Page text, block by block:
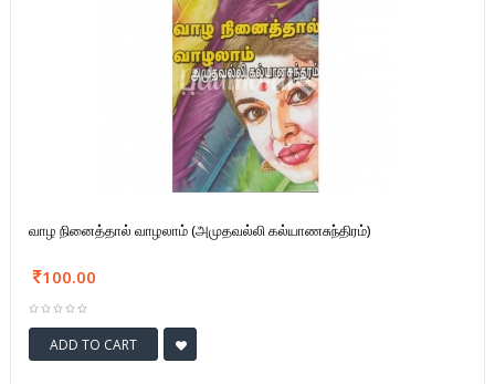
வாழ நினைத்தால் வாழலாம் (அமுதவல்லி கல்யாணசுந்திரம்)
100.00
ADD TO CART